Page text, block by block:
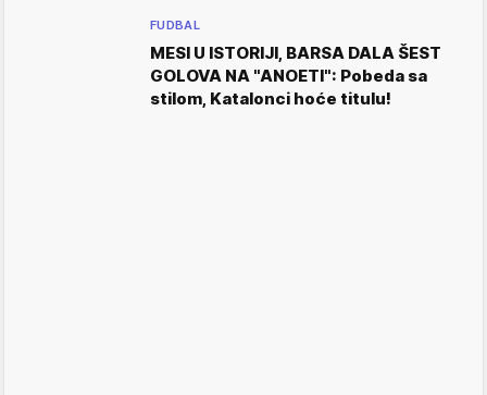
FUDBAL
MESI U ISTORIJI, BARSA DALA ŠEST
GOLOVA NA "ANOETI": Pobeda sa
stilom, Katalonci hoće titulu!